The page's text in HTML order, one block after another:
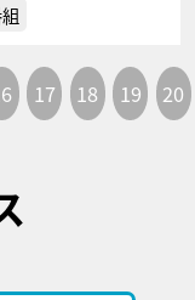
17 18 19 20